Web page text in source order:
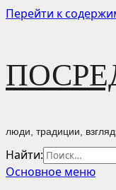
Перейти к
люди, традиции,
Найти:
Основное меню